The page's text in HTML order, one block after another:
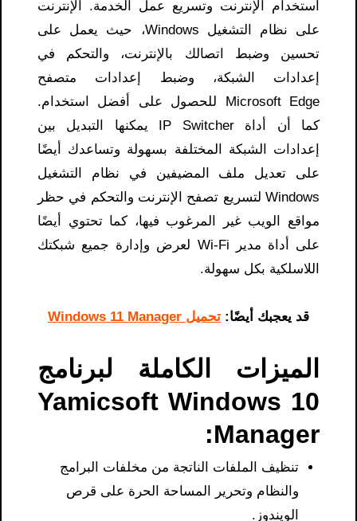
استخدام الإنترنت وتسريع عمل الخدمة. الإنترنت
على نظام التشغيل Windows، حيث يعمل على
تحسين وضبط اتصالك بالإنترنت، والتحكم في
إعدادات الشبكة، وضبط إعدادات متصفح
Microsoft Edge للحصول على أفضل استخدام.
كما أن أداة IP Switcher يمكنها التبديل بين
إعدادات الشبكة المختلفة بسهولة وتساعدك أيضًا
على تعديل ملف المضيفين في نظام التشغيل
Windows لتسريع تصفح الإنترنت والتحكم في حظر
مواقع الويب غير المرغوب فيها، كما تحتوي أيضًا
على أداة مدير Wi-Fi لعرض وإدارة جميع شبكتك
اللاسلكية بكل سهولة.
قد يعجبك أيضًا: تحميل Windows 11 Manager
الميزات الكاملة لبرنامج
Yamicsoft Windows 10
Manager:
تنظيف الملفات الناتجة من مخلفات البرامج
والنظام وتحرير المساحة الحرة على قرص
الويندوز.